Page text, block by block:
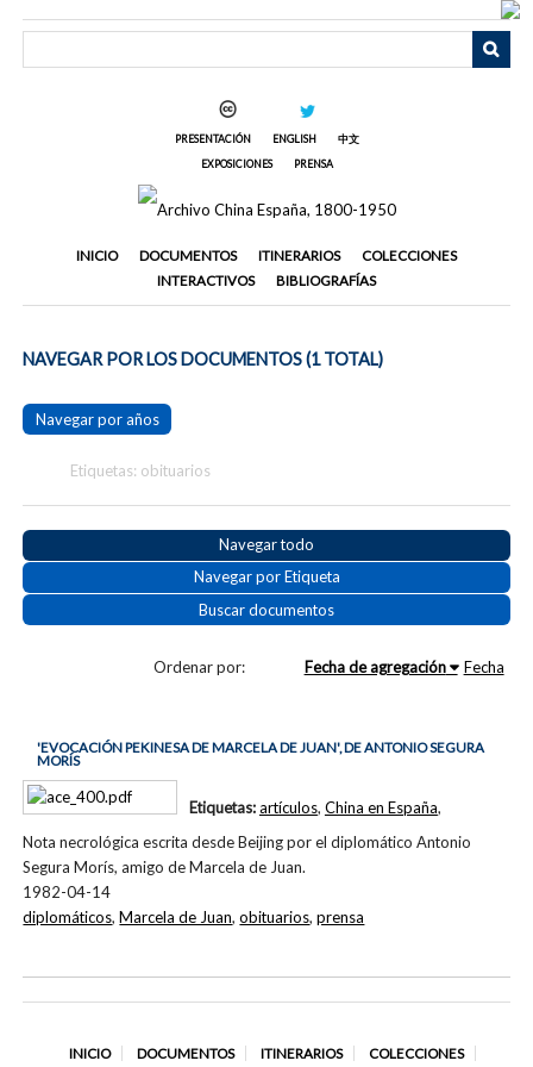
PRESENTACIÓN ENGLISH
中文
EXPOSICIONES
PRENSA
INICIO DOCUMENTOS ITINERARIOS
COLECCIONES
INTERACTIVOS
BIBLIOGRAFÍAS
NAVEGAR POR LOS DOCUMENTOS (1 TOTAL)
Navegar por años
Etiquetas: obituarios
Navegar todo
Navegar por Etiqueta
Buscar documentos
Ordenar por: Fecha de agregación Fecha
'EVOCACIÓN PEKINESA DE MARCELA DE JUAN', DE ANTONIO SEGURA
MORÍS
Nota necrológica escrita desde Beijing por el diplomático Antonio
Segura Morís, amigo de Marcela de Juan.
1982-04-14
Etiquetas:artículos, China en España,
diplomáticos,Marcela de Juan,obituarios,prensa
INICIO DOCUMENTOS ITINERARIOS COLECCIONES